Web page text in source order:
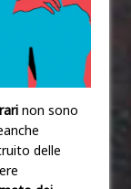
non sono
delle